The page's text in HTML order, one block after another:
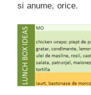
si anume, orice.